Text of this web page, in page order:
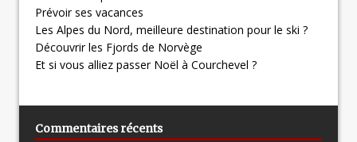
Prévoir ses vacances
Les Alpes du Nord, meilleure destination pour le ski ?
Découvrir les Fjords de Norvège
Et si vous alliez passer Noël à Courchevel ?
Commentaires récents